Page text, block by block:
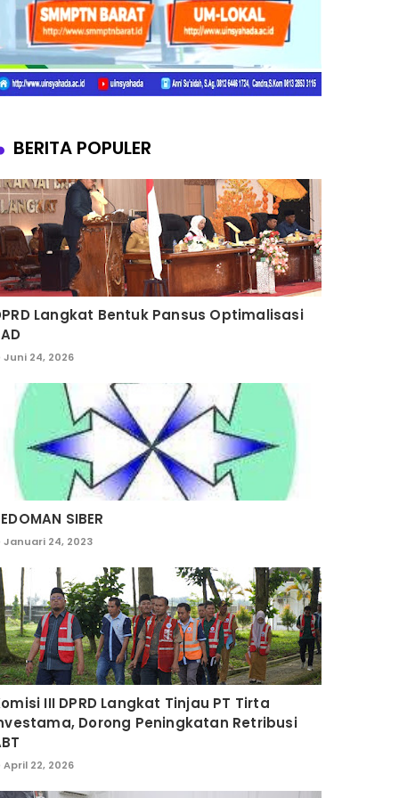
BERITA POPULER
Langkat Bentuk Pansus Optimalisasi
Juni 24, 2026
SIBER
Januari 24, 2023
III DPRD Langkat Tinjau PT Tirta
Dorong Peningkatan Retribusi
April 22, 2026